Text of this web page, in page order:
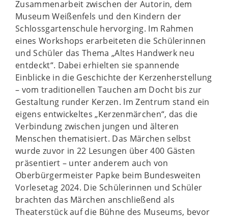
Zusammenarbeit zwischen der Autorin, dem
Museum Weißenfels und den Kindern der
Schlossgartenschule hervorging. Im Rahmen
eines Workshops erarbeiteten die Schülerinnen
und Schüler das Thema „Altes Handwerk neu
entdeckt“. Dabei erhielten sie spannende
Einblicke in die Geschichte der Kerzenherstellung
– vom traditionellen Tauchen am Docht bis zur
Gestaltung runder Kerzen. Im Zentrum stand ein
eigens entwickeltes „Kerzenmärchen“, das die
Verbindung zwischen jungen und älteren
Menschen thematisiert. Das Märchen selbst
wurde zuvor in 22 Lesungen über 400 Gästen
präsentiert – unter anderem auch von
Oberbürgermeister Papke beim Bundesweiten
Vorlesetag 2024. Die Schülerinnen und Schüler
brachten das Märchen anschließend als
Theaterstück auf die Bühne des Museums, bevor